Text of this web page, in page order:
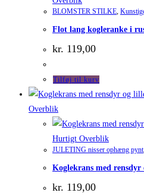
BLOMSTER STILKE,
Flot lang kogleranke i
kr. 119,00
Tilføj til kurv
Overblik
Hurtigt Overblik
JULETING nisser ophæng pynt
Koglekrans med
kr. 119,00